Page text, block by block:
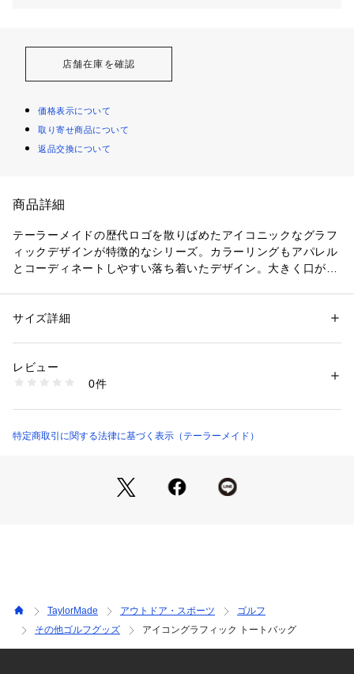
店舗在庫を確認
価格表示について
取り寄せ商品について
返品交換について
商品詳細
テーラーメイドの歴代ロゴを散りばめたアイコニックなグラフ
ィックデザインが特徴的なシリーズ。カラーリングもアパレル
とコーディネートしやすい落ち着いたデザイン。大きく口が開
り分けて収納できます。肩掛けもできる長めのハンドルなど、
性別：レディース
素材：ポリエステル  合成皮革
商品番号：
TL594 （ショップ）
サイズ詳細
レビュー
0件
特定商取引に関する法律に基づく表示（テーラーメイド）
TaylorMade アウトドア・スポーツ
ゴルフ
その他ゴルフグッズ
アイコングラフィック トートバッグ